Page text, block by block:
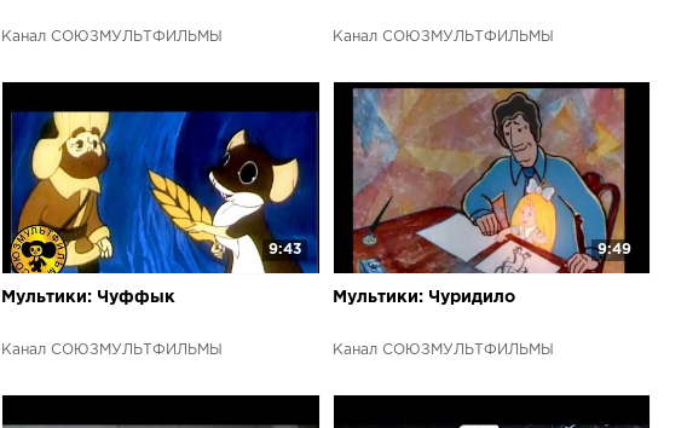
Канал СОЮЗМУЛЬТФИЛЬМЫ Канал СОЮЗМУЛЬТФИЛЬМЫ
9:43
Мультики: Чуффык
Канал СОЮЗМУЛЬТФИЛЬМЫ
9:49
Мультики: Чуридило
Канал СОЮЗМУЛЬТФИЛЬМЫ